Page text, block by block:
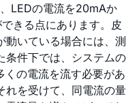
LEDの電流を20mAか
きる点にあります。皮
動いている場合には、測
条件下では、システムの
くの電流を流す必要があ
れを受けて、同電流の量